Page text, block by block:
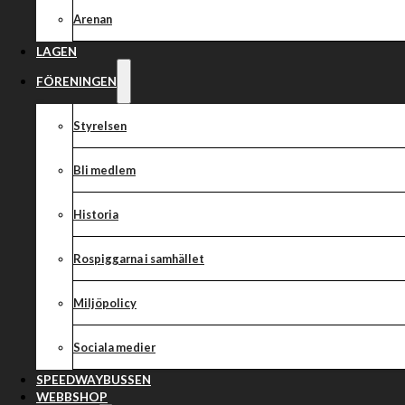
Arenan
LAGEN
FÖRENINGEN
Styrelsen
Bli medlem
Historia
Rospiggarna i samhället
Miljöpolicy
Sociala medier
SPEEDWAYBUSSEN
WEBBSHOP
framflyttad
sportsligt utan hela linan ut för vår publik, våra funktionärer,
med stora ekonomiska skulder samt en bana som inte höll
levererar och vad publiken vill ha. Vi förstår den besvikelsen
inte allt gjort över en natt.
har vi tillsammans med Piraterna valt att flytta fram
Arena. Vi har även kommit överens om ett nytt datum som blir
biljetter inför morgondagens match gäller givetvis då istället.